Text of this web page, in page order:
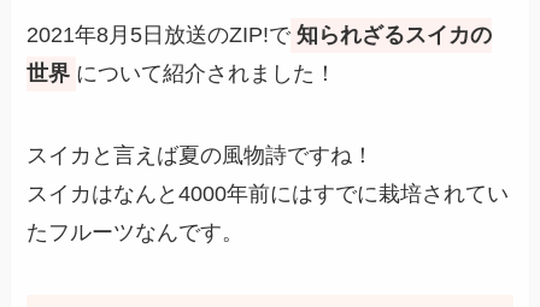
2021年8月5日放送のZIP!で 知られざるスイカの
世界 について紹介されました！
スイカと言えば夏の風物詩ですね！
スイカはなんと4000年前にはすでに栽培されてい
たフルーツなんです。